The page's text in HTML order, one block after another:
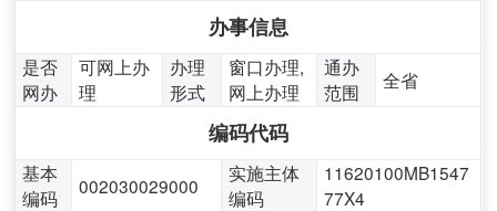
办事信息
是否
网办
可网上办
理
办理
形式
窗口办理,
网上办理
通办
范围
全省
编码代码
基本
编码
002030029000
实施主体
编码
11620100MB1547
77X4